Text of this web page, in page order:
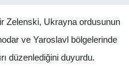
Zelenski, Ukrayna ordusunun
ve Yaroslavl bölgelerinde
düzenlediğini duyurdu.